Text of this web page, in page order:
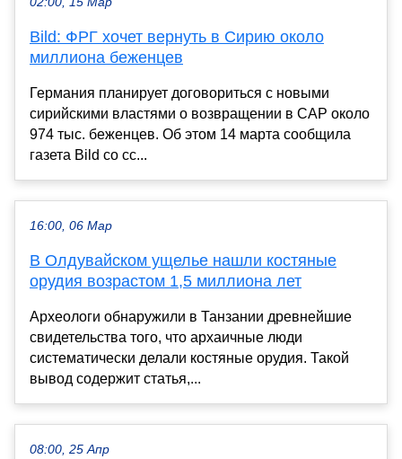
Bild: ФРГ хочет вернуть в Сирию около
миллиона беженцев
Германия планирует договориться с новыми
сирийскими властями о возвращении в САР около
974 тыс. беженцев. Об этом 14 марта сообщила
газета Bild со сс...
16:00, 06 Мар
В Олдувайском ущелье нашли костяные
орудия возрастом 1,5 миллиона лет
Археологи обнаружили в Танзании древнейшие
свидетельства того, что архаичные люди
систематически делали костяные орудия. Такой
вывод содержит статья,...
08:00, 25 Апр